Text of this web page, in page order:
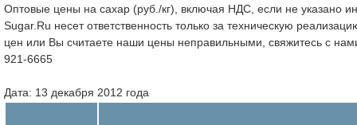
Оптовые цены на сахар (руб./кг), включая НДС, если не указано
Sugar.Ru несет ответственность только за техническую
цен или Вы считаете наши цены неправильными, свяжитесь с
921-6665
Дата: 13 декабря 2012 года